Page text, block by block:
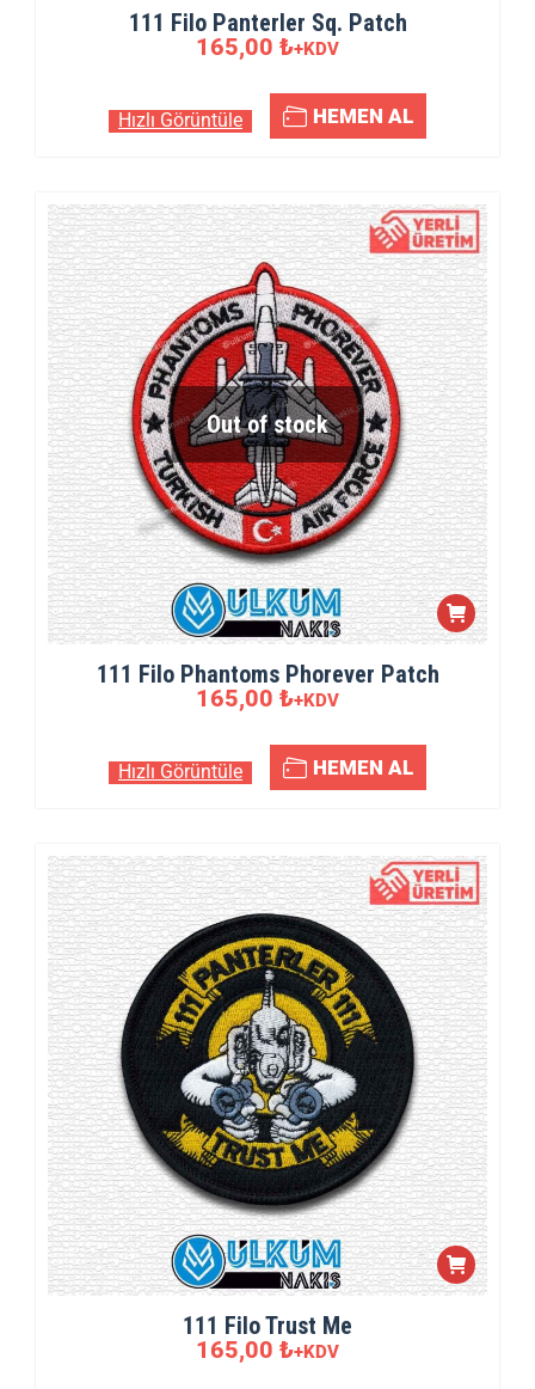
111 Filo Panterler Sq. Patch
165,00 ₺+KDV
Hızlı Görüntüle HEMEN AL
Out of stock
111 Filo Phantoms Phorever Patch
165,00 ₺+KDV
Hızlı Görüntüle HEMEN AL
111 Filo Trust Me
165,00 ₺+KDV